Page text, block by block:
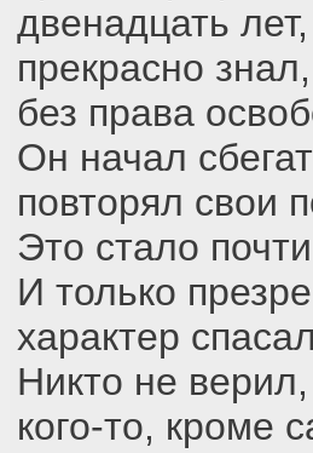
двенадцать
прекрасно
без права
Он начал
повторял свои
Это стало
И только
характер
Никто не
кого-то, кроме